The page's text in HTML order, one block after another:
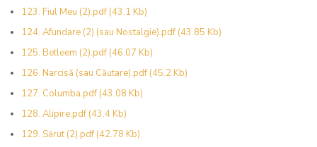
123. Fiul Meu (2).pdf (43.1 Kb)
124. Afundare (2) (sau Nostalgie).pdf (43.85 Kb)
125. Betleem (2).pdf (46.07 Kb)
126. Narcisă (sau Căutare).pdf (45.2 Kb)
127. Columba.pdf (43.08 Kb)
128. Alipire.pdf (43.4 Kb)
129. Sărut (2).pdf (42.78 Kb)